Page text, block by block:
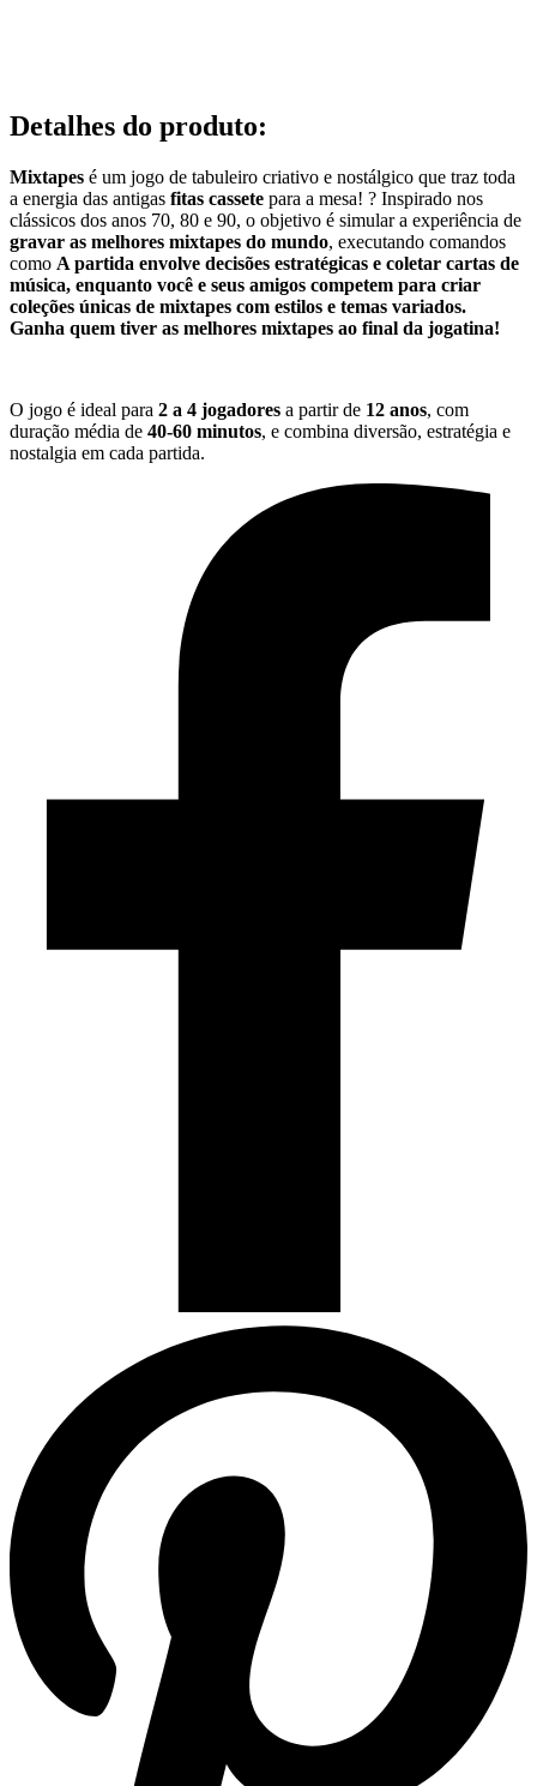
Detalhes do produto:
Mixtapes é um jogo de tabuleiro criativo e nostálgico que traz toda
a energia das antigas fitas cassete para a mesa! ? Inspirado nos
clássicos dos anos 70, 80 e 90, o objetivo é simular a experiência de
gravar as melhores mixtapes do mundo, executando comandos
como A partida envolve decisões estratégicas e coletar cartas de
música, enquanto você e seus amigos competem para criar
coleções únicas de mixtapes com estilos e temas variados.
Ganha quem tiver as melhores mixtapes ao final da jogatina!
O jogo é ideal para 2 a 4 jogadores a partir de 12 anos, com
duração média de 40-60 minutos, e combina diversão, estratégia e
nostalgia em cada partida.